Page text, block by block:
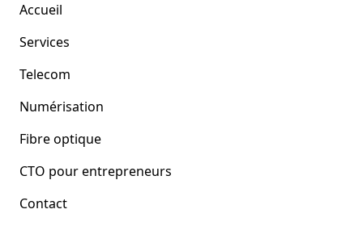
Accueil
Services
Telecom
Numérisation
Fibre optique
CTO pour entrepreneurs
Contact